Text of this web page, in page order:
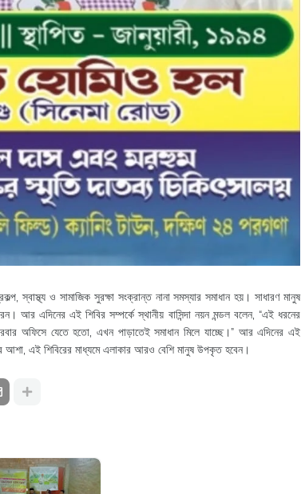
ও সামাজিক সুরক্ষা সংক্রান্ত নানা সমস্যার সমাধান হয়। সাধারণ মানুষ
আর এদিনের এই শিবির সম্পর্কে স্থানীয় বাসিন্দা নয়ন মন্ডল বলেন, “এই ধরনের
অফিসে যেতে হতো, এখন পাড়াতেই সমাধান মিলে যাচ্ছে।” আর এদিনের এই
আশা, এই শিবিরের মাধ্যমে এলাকার আরও বেশি মানুষ উপকৃত হবেন।